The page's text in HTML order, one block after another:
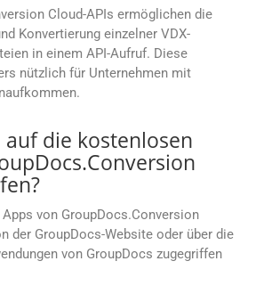
Cloud-APIs ermöglichen die
Konvertierung einzelner VDX-
in einem API-Aufruf. Diese
nützlich für Unternehmen mit
auf die kostenlosen
von GroupDocs.Conversion
der GroupDocs-Website oder über die
von GroupDocs zugegriffen